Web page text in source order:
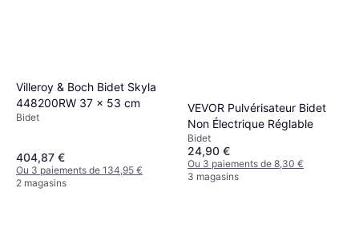
Villeroy & Boch Bidet Skyla
448200RW 37 x 53 cm
Bidet
404,87 €
Ou 3 paiements de 134,95 €
2 magasins
VEVOR Pulvérisateur Bidet
Non Électrique Réglable
Bidet
24,90 €
Ou 3 paiements de 8,30 €
3 magasins